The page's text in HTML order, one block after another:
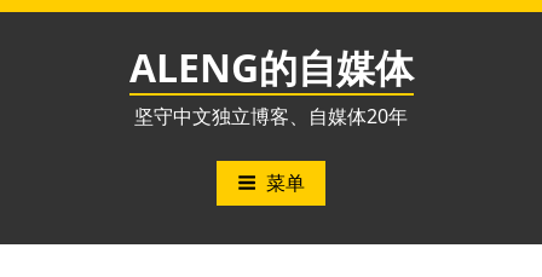
跳
ALENG的自媒体
坚守中文独立博客、自媒体20年
菜单